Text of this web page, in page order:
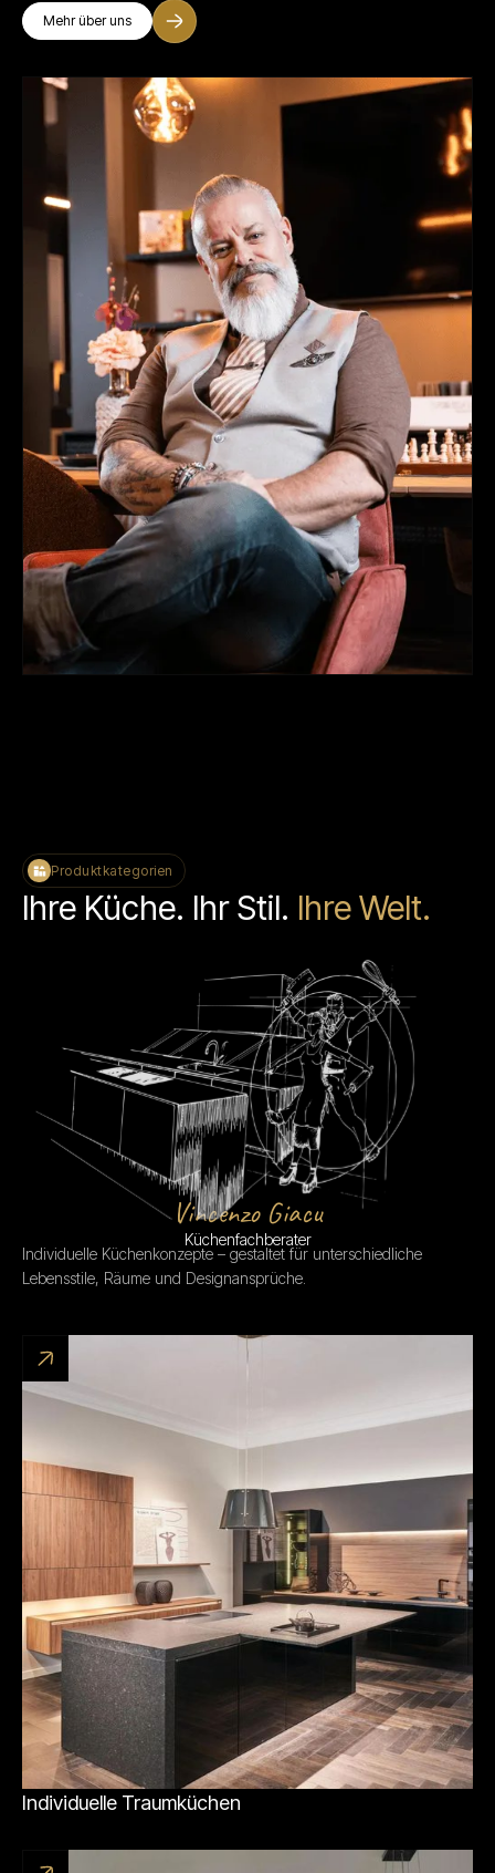
Vincenzo Giacu
Küchenfachberater
Mehr über uns
Produktkategorien
Ihre Küche. Ihr Stil. Ihre Welt.
Individuelle Küchenkonzepte – gestaltet für unterschiedliche
Lebensstile, Räume und Designansprüche.
Individuelle Traumküchen